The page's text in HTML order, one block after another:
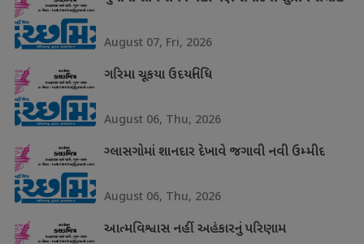
August 07, Fri, 2026
ગરિમા ચૂકયા ઉદયનિધિ
August 06, Thu, 2026
ગ્લાસગોમાં શાનદાર દેખાવે જગાવી નવી ઉમ્મીદ
August 06, Thu, 2026
આત્મવિશ્વાસ નહીં અહંકારનું પરિણામ